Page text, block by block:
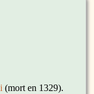
(mort en 1329).